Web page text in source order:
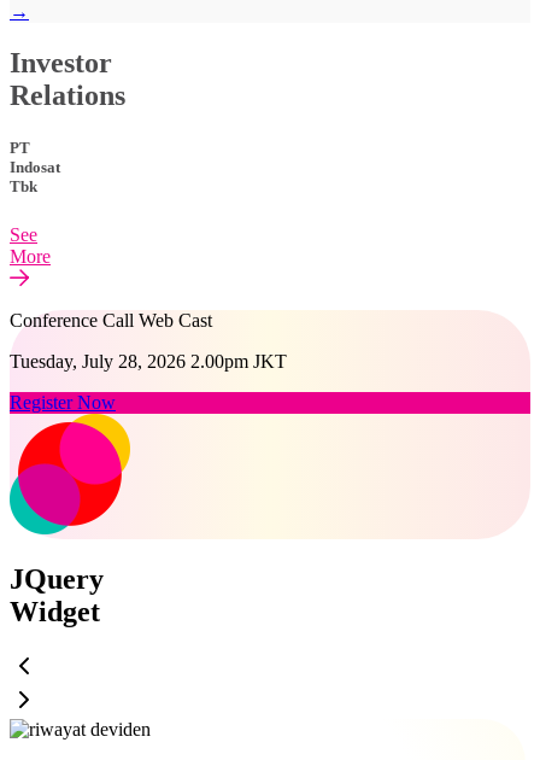
→
Investor
Relations
PT
Indosat
Tbk
See
More
Conference Call Web Cast
Tuesday, July 28, 2026 2.00pm JKT
Register Now
JQuery
Widget